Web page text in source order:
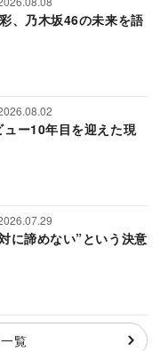
、乃木坂46の未来を語
ュー10年目を迎えた現
に諦めない”という決意
覧